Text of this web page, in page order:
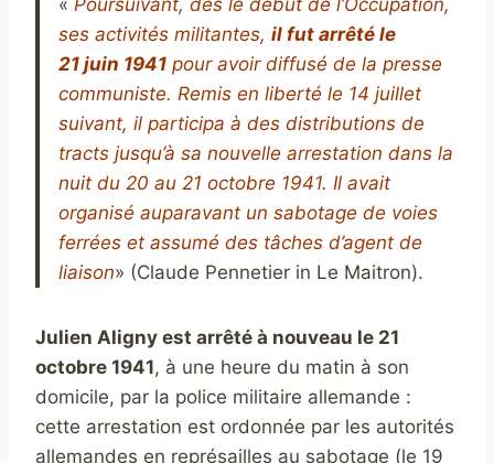
ses activités militantes, il fut arrêté le
21 juin 1941 pour avoir diffusé de la presse
communiste. Remis en liberté le 14 juillet
suivant, il participa à des distributions de
tracts jusqu’à sa nouvelle arrestation dans la
nuit du 20 au 21 octobre 1941. Il avait
organisé auparavant un sabotage de voies
ferrées et assumé des tâches d’agent de
liaison» (Claude Pennetier in Le Maitron).
Julien Aligny est arrêté à nouveau le 21
octobre 1941, à une heure du matin à son
domicile, par la police militaire allemande :
cette arrestation est ordonnée par les autorités
allemandes en représailles au sabotage (le 19